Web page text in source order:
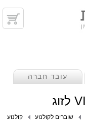
עובד חברה
שוברים לקולנוע קולנוע